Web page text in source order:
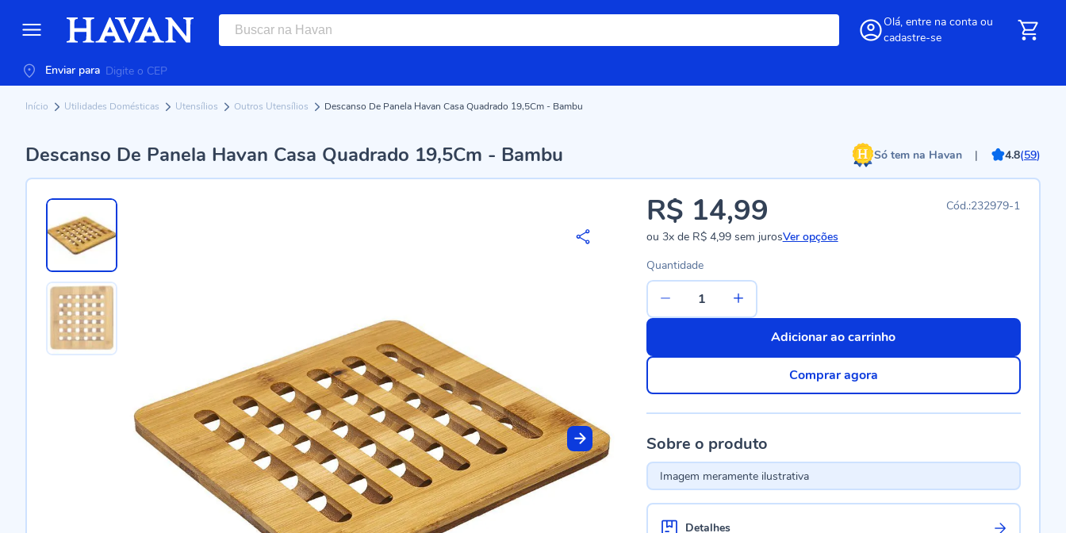
Olá, entre na conta ou
cadastre-se
Enviar para
Início Utilidades Domésticas Utensílios Outros Utensílios Descanso De Panela Havan Casa Quadrado 19,5Cm - Bambu
Descanso De Panela Havan Casa Quadrado 19,5Cm - Bambu Só tem na Havan | 4.8(59)
232979-1
R$ 14,99
ou 3xde R$ 4,99sem jurosVer opções
Quantidade
Adicionar ao carrinho
Comprar agora
Sobre o produto
Imagem meramente ilustrativa
Detalhes